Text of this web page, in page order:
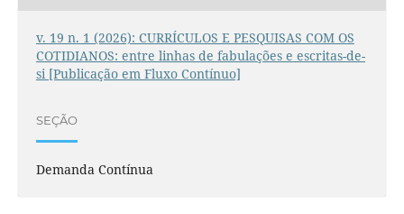
v. 19 n. 1 (2026): CURRÍCULOS E PESQUISAS COM OS
COTIDIANOS: entre linhas de fabulações e escritas-de-
si [Publicação em Fluxo Contínuo]
SEÇÃO
Demanda Contínua